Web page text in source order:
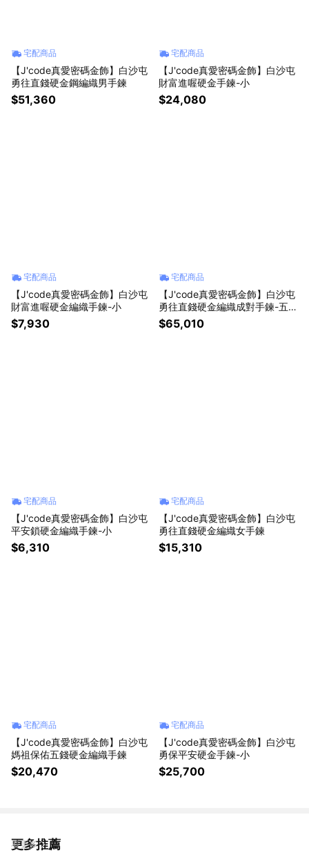
宅配商品
【J'code真愛密碼金飾】白沙屯
勇往直錢硬金鋼編織男手鍊
$51,360
宅配商品
【J'code真愛密碼金飾】白沙屯
財富進喔硬金手鍊-小
$24,080
宅配商品
【J'code真愛密碼金飾】白沙屯
財富進喔硬金編織手鍊-小
$7,930
宅配商品
【J'code真愛密碼金飾】白沙屯
勇往直錢硬金編織成對手鍊-五錢
款
$65,010
宅配商品
【J'code真愛密碼金飾】白沙屯
平安鎖硬金編織手鍊-小
$6,310
宅配商品
【J'code真愛密碼金飾】白沙屯
勇往直錢硬金編織女手鍊
$15,310
宅配商品
【J'code真愛密碼金飾】白沙屯
媽祖保佑五錢硬金編織手鍊
$20,470
宅配商品
【J'code真愛密碼金飾】白沙屯
勇保平安硬金手鍊-小
$25,700
更多推薦
看更多